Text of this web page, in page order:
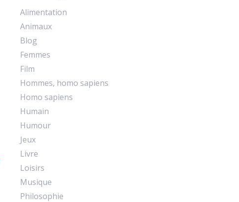
Alimentation
Animaux
Blog
Femmes
Film
Hommes, homo sapiens
Homo sapiens
Humain
Humour
Jeux
Livre
Loisirs
Musique
Philosophie